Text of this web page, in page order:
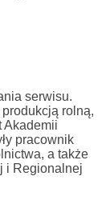
serwisu.
rolną,
Akademii
pracownik
a także
i Regionalnej